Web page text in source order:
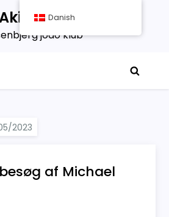
jodo klub
af Michael
Danish